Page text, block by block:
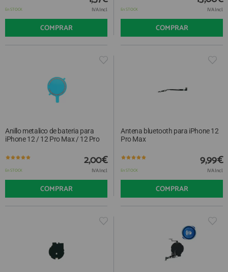
En STOCK IVA Incl.
COMPRAR
En STOCK IVA Incl.
COMPRAR
Anillo metalico de bateria para
iPhone 12 / 12 Pro Max / 12 Pro
En STOCK
2,00€
IVA Incl.
COMPRAR
Antena bluetooth para iPhone 12
Pro Max
En STOCK
9,99€
IVA Incl.
COMPRAR